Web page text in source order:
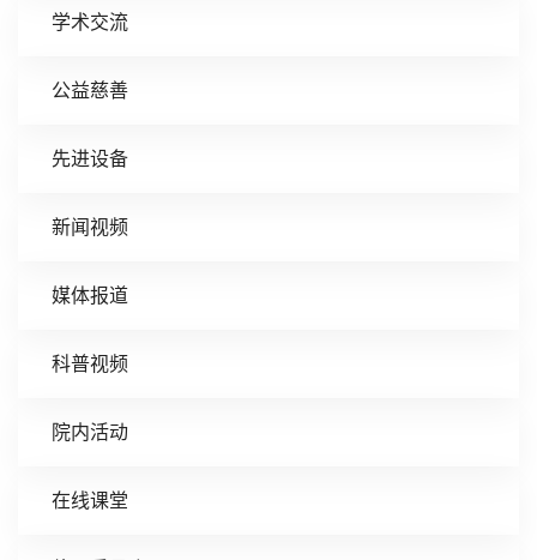
学术交流
公益慈善
先进设备
新闻视频
媒体报道
科普视频
院内活动
在线课堂